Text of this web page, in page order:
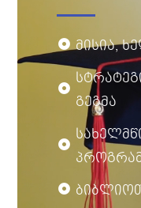
მისია,
გეგმა